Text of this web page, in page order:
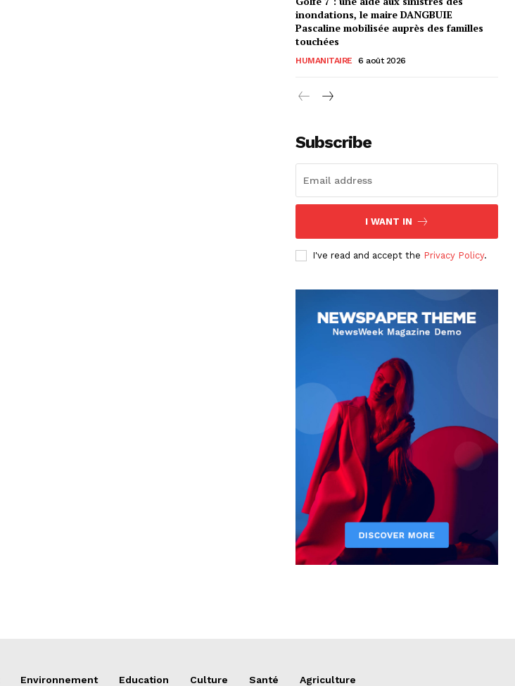
inondations, le maire DANGBUIE
Pascaline mobilisée auprès des familles
touchées
HUMANITAIRE 6 août 2026
Subscribe
I WANT IN
I've read and accept the Privacy Policy.
Environnement Education Culture Santé Agriculture